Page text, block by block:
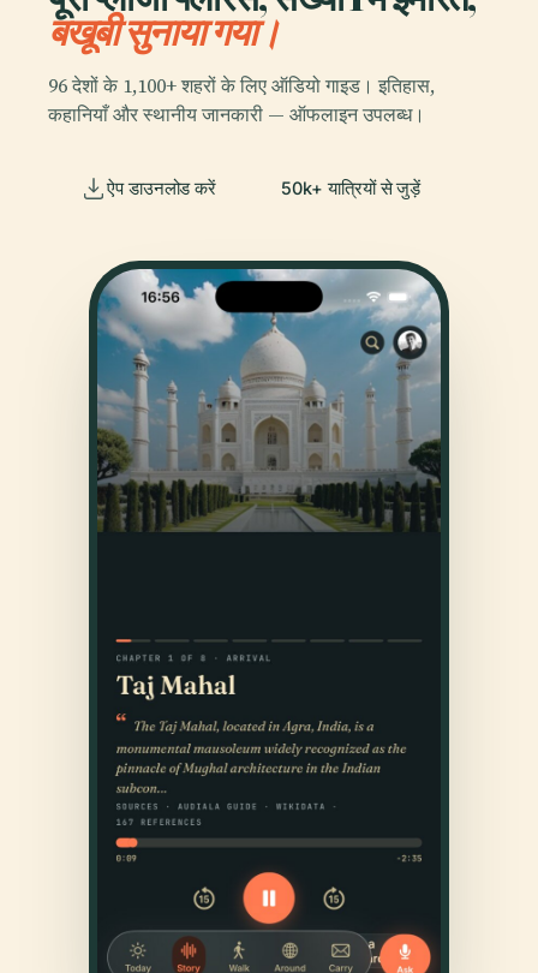
बखूबी सुनाया गया।
96 देशों के 1,100+ शहरों के लिए ऑडियो गाइड। इतिहास,
कहानियाँ और स्थानीय जानकारी — ऑफलाइन उपलब्ध।
ऐप डाउनलोड करें 50k+ यात्रियों से जुड़ें